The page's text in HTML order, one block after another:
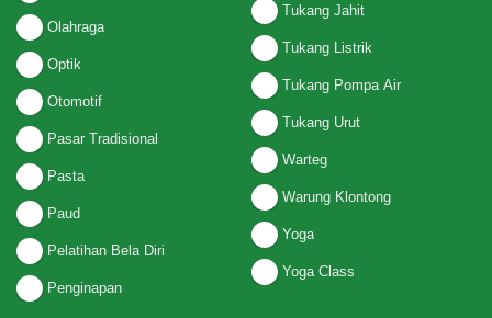
Olahraga
Optik
Otomotif
Pasar Tradisional
Pasta
Paud
Pelatihan Bela Diri
Penginapan
Tukang Jahit
Tukang Listrik
Tukang Pompa Air
Tukang Urut
Warteg
Warung Klontong
Yoga
Yoga Class